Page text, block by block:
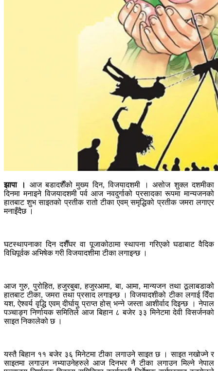
झापा ।
आज बडादशैँको मुख्य दिन, विजयादशमी । असोज शुक्ल दशमीका
दिनमा मनाइने विजयादशमी पर्व आज नवदुर्गाको प्रसादका रूपमा मान्यजनको
हातबाट शुभ साइतको प्रतीक रातो टीका एवम् समृद्धिको प्रतीक जमरा लगाएर
मनाइँदैछ ।
घटस्थापनाका दिन दशैँघर वा पूजाकोठामा स्थापना गरिएको घडाबाट वैदिक
विधिपूर्वक अभिषेक गरी विजयादशीमा टीका लगाइन्छ ।
आज गुरु, पुरोहित, हजुरबुबा, हजुरआमा, बा, आमा, मान्यजन तथा ठूलाबडाको
हातबाट टीका, जमरा तथा प्रसाद लगाइन्छ । विजयादशीको टीका लगाई दिँदा
यश, ऐश्वर्य वृद्धि एवम् दीर्घायु प्राप्त होस् भन्ने जस्ता आशीर्वाद दिइन्छ । नेपाल
पञ्चाङ्ग निर्णायक समितिले आज बिहान ८ बजेर ३३ मिनेटमा देवी विसर्जनको
साइत निकालेको छ ।
यस्तै बिहान ११ बजेर ३६ मिनेटमा टीका लगाउने साइत छ । साइत नखोज्ने र
साइतमा लगाउन नभ्याउनेहरुले आज दिनभर नै टीका लगाउन मिल्ने नेपाल